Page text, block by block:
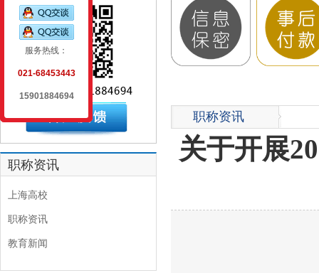
职称资讯
上海高校
职称资讯
教育新闻
职称资讯
关于开展
服务热线：
021-68453443
15901884694